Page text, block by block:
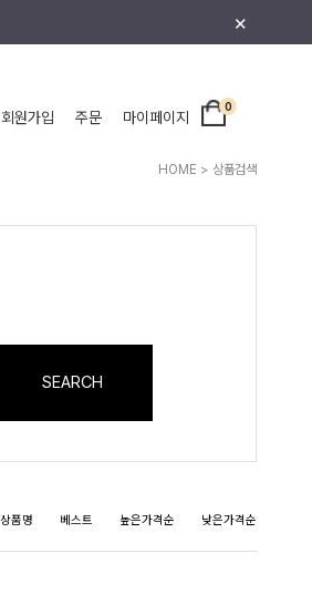
×
회원가입 주문 마이페이지
0
HOME > 상품검색
SEARCH
상품명 베스트 높은가격순 낮은가격순